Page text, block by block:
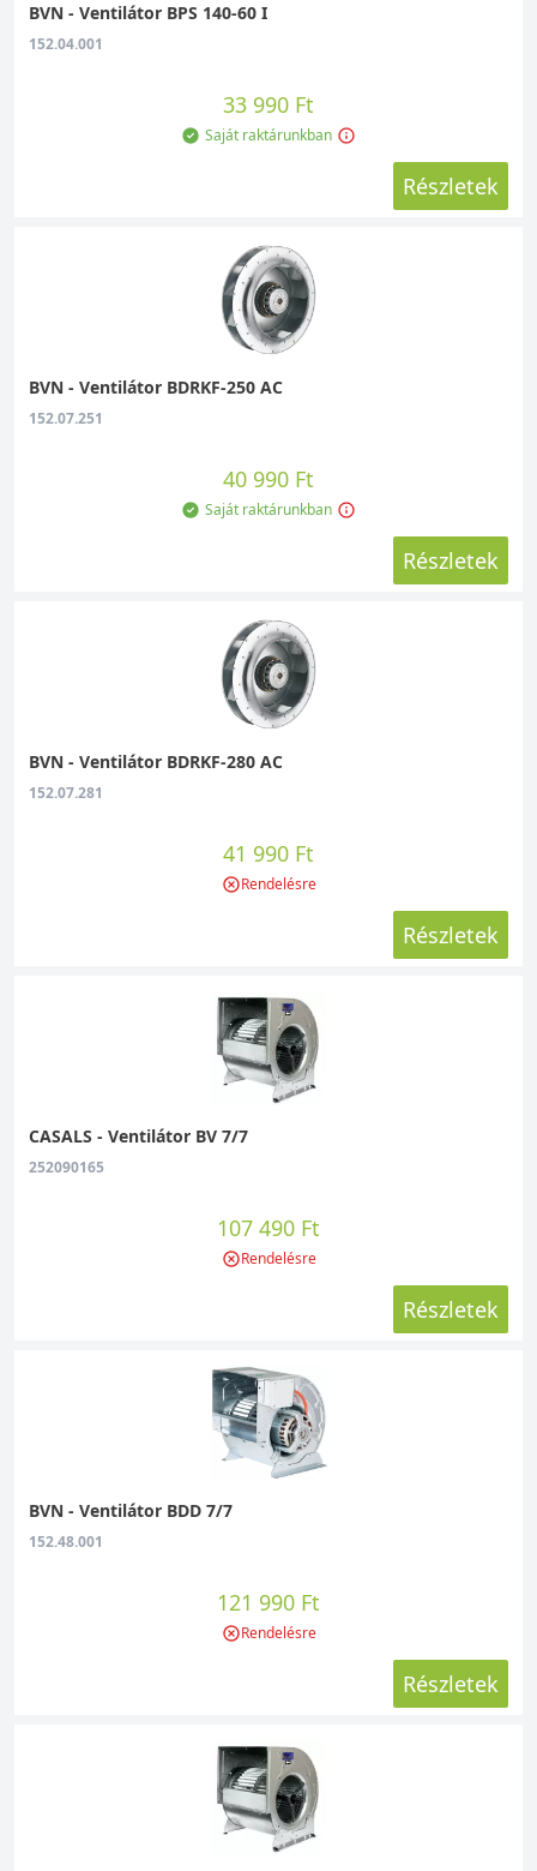
Csakis olyan gyártók termékeit forgalmazzuk,
akik már bizonyítottak a ventilátorok piacán.
ventilátorok és légtechnikai tartozékok
között, vagy a CATA a háztartási ventilátorok
és kiegészítőik terén. De idetartozik a tetőn
hosszan sorolhatnánk. Számunkra a
legfontosabb a maximális vevői elégedettség,
ezért mindent megteszünk annak érdekében,
hogy a “korrekt webáruház” minősítésnek
Az ipari ventilátorok típusai
Webáruházunkban az ipari ventilátorok
kategóriájára kattintva alacsony és közepes
nyomású radiális, tető-, in-line, axiál és
csőházas axiál, valamint hővisszanyerős
tájékozódás érdekében egy-egy fotó is jelzi,
hogy pontosan milyen termékekről van szó.
Az alacsony nyomású radiális ventilátorokra
kattintva pedig 24 CASALS márkájú
Hol alkalmazhatók az alacsony nyomású
● Beszerelhetők szellőztetőegységekbe,
légkezelőkbe, radiális ventilátort igénylő
fűtőrendszerekbe. A szennyezett levegő gyors
ventilátoroknál nagyobb nyomással
dolgoznak. Kocsmákban, vendéglőkben,
társasházi lakásokban a legoptimálisabb
szellőztetési megoldást nyújtják.
használják őket akkor, például ballonbábúk,
ugrálóvárak, stb. felfújására, .
Néhány szó a felépítésükről
Ezeknek a ventilátoroknak a mérete kisebb,
mint az azonos légszállítású axiál típusoknak,
szempontot a készülék telepítésénél
mindenképp figyelembe kell venni. Erős a
felépítésük, a legtöbb esetben horgonyzott
acéllemez házzal és üvegszálerősített
zajszintjük alacsony, működésül csendes, a
CASALS elasztikus motorrögzítő rendszer
A vásárlás menete
Miután az ipari ventilátorok között megtalálta
rá kell kattintani a képre, és máris láthatjuk a
különböző típusokat. Itt a megfelelő terméket
kiválasztva vagy előrendelést tudunk leadni,
vagy azonnal a kosárba helyezhetjük azt, ha a
BVN - Ventilátor BPS 140-60 I
152.04.001
33 990 Ft
Saját raktárunkban
Részletek
BVN - Ventilátor BDRKF-250 AC
152.07.251
40 990 Ft
Saját raktárunkban
Részletek
BVN - Ventilátor BDRKF-280 AC
152.07.281
41 990 Ft
Rendelésre
Részletek
CASALS - Ventilátor BV 7/7
252090165
107 490 Ft
Rendelésre
Részletek
BVN - Ventilátor BDD 7/7
152.48.001
121 990 Ft
Rendelésre
Részletek